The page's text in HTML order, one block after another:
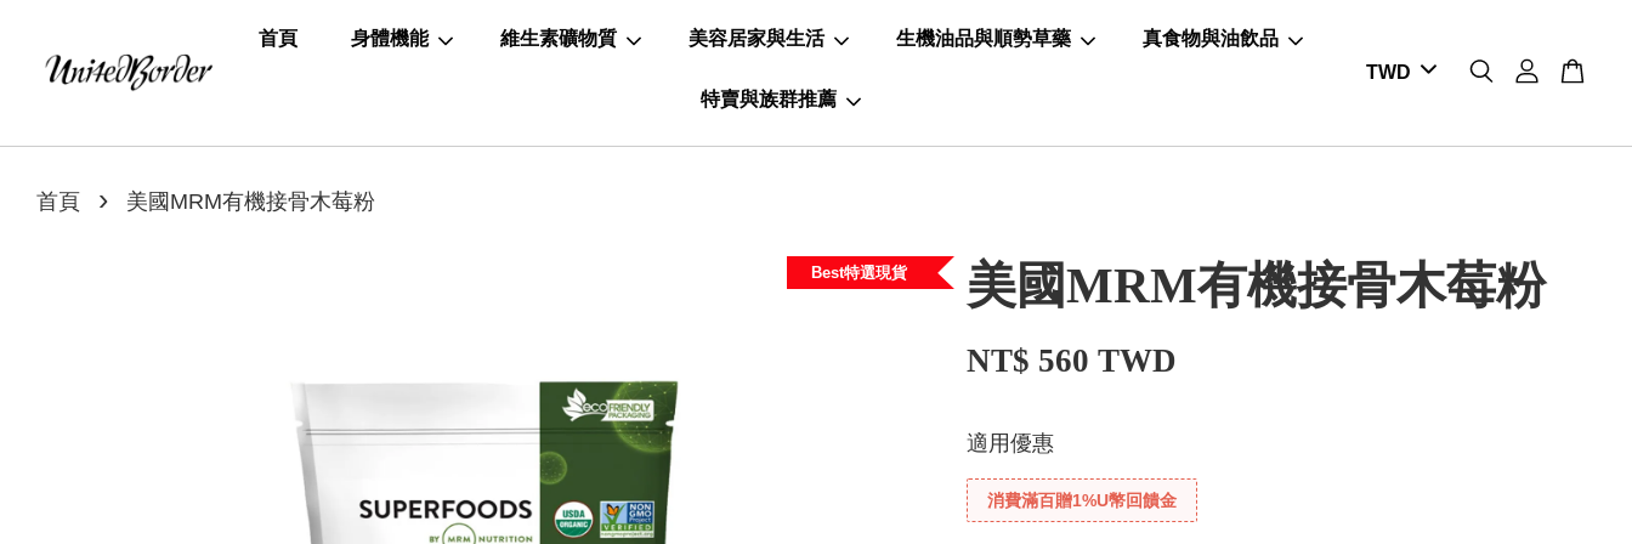
首頁 身體機能 維生素礦物質 美容居家與生活 生機油品與順勢草藥 真食物與油飲品
特賣與族群推薦
首頁 › 美國MRM有機接骨木莓粉
Best特選現貨 美國MRM有機接骨木莓粉
NT$ 560 TWD
適用優惠
消費滿百贈1%U幣回饋金